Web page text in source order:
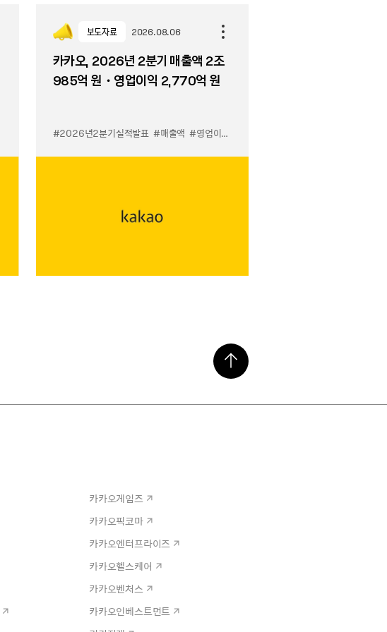
보도자료 2026.08.06
카카오, 2026년 2분기 매출액 2조
985억 원・영업이익 2,770억 원
#2026년2분기실적발표 #매출액 #영업이익
카카오게임즈
카카오픽코마
카카오엔터프라이즈
카카오헬스케어
카카오벤처스
카카오인베스트먼트